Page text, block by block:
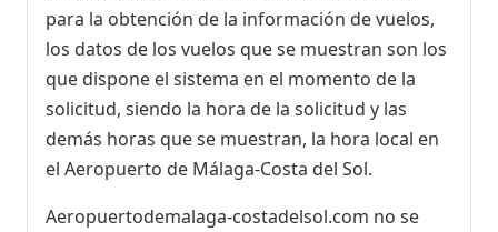
para la obtención de la información de vuelos,
los datos de los vuelos que se muestran son los
que dispone el sistema en el momento de la
solicitud, siendo la hora de la solicitud y las
demás horas que se muestran, la hora local en
el Aeropuerto de Málaga-Costa del Sol.
Aeropuertodemalaga-costadelsol.com no se